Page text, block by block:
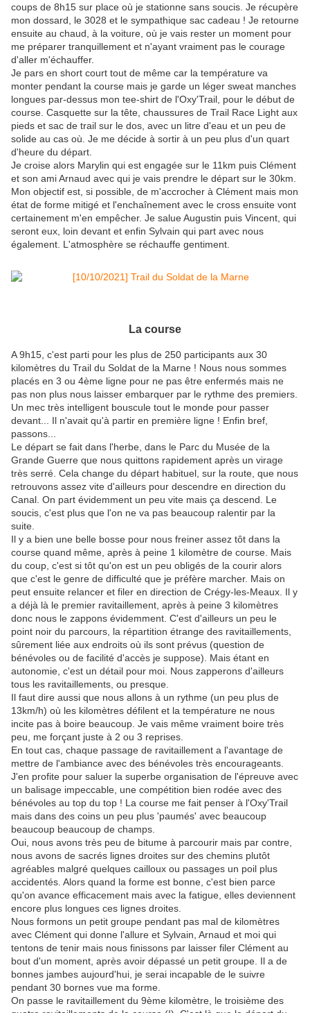
coups de 8h15 sur place où je stationne sans soucis. Je récupère
mon dossard, le 3028 et le sympathique sac cadeau ! Je retourne
ensuite au chaud, à la voiture, où je vais rester un moment pour
me préparer tranquillement et n'ayant vraiment pas le courage
d'aller m'échauffer.
Je pars en short court tout de même car la température va
monter pendant la course mais je garde un léger sweat manches
longues par-dessus mon tee-shirt de l'Oxy'Trail, pour le début de
course. Casquette sur la tête, chaussures de Trail Race Light aux
pieds et sac de trail sur le dos, avec un litre d'eau et un peu de
solide au cas où. Je me décide à sortir à un peu plus d'un quart
d'heure du départ.
Je croise alors Marylin qui est engagée sur le 11km puis Clément
et son ami Arnaud avec qui je vais prendre le départ sur le 30km.
Mon objectif est, si possible, de m'accrocher à Clément mais mon
état de forme mitigé et l'enchaînement avec le cross ensuite vont
certainement m'en empêcher. Je salue Augustin puis Vincent, qui
seront eux, loin devant et enfin Sylvain qui part avec nous
également. L'atmosphère se réchauffe gentiment.
La course
A 9h15, c'est parti pour les plus de 250 participants aux 30
kilomètres du Trail du Soldat de la Marne ! Nous nous sommes
placés en 3 ou 4ème ligne pour ne pas être enfermés mais ne
pas non plus nous laisser embarquer par le rythme des premiers.
Un mec très intelligent bouscule tout le monde pour passer
devant... Il n'avait qu'à partir en première ligne ! Enfin bref,
passons...
Le départ se fait dans l'herbe, dans le Parc du Musée de la
Grande Guerre que nous quittons rapidement après un virage
très serré. Cela change du départ habituel, sur la route, que nous
retrouvons assez vite d'ailleurs pour descendre en direction du
Canal. On part évidemment un peu vite mais ça descend. Le
soucis, c'est plus que l'on ne va pas beaucoup ralentir par la
suite.
Il y a bien une belle bosse pour nous freiner assez tôt dans la
course quand même, après à peine 1 kilomètre de course. Mais
du coup, c'est si tôt qu'on est un peu obligés de la courir alors
que c'est le genre de difficulté que je préfère marcher. Mais on
peut ensuite relancer et filer en direction de Crégy-les-Meaux. Il y
a déjà là le premier ravitaillement, après à peine 3 kilomètres
donc nous le zappons évidemment. C'est d'ailleurs un peu le
point noir du parcours, la répartition étrange des ravitaillements,
sûrement liée aux endroits où ils sont prévus (question de
bénévoles ou de facilité d'accès je suppose). Mais étant en
autonomie, c'est un détail pour moi. Nous zapperons d'ailleurs
tous les ravitaillements, ou presque.
Il faut dire aussi que nous allons à un rythme (un peu plus de
13km/h) où les kilomètres défilent et la température ne nous
incite pas à boire beaucoup. Je vais même vraiment boire très
peu, me forçant juste à 2 ou 3 reprises.
En tout cas, chaque passage de ravitaillement a l'avantage de
mettre de l'ambiance avec des bénévoles très encourageants.
J'en profite pour saluer la superbe organisation de l'épreuve avec
un balisage impeccable, une compétition bien rodée avec des
bénévoles au top du top ! La course me fait penser à l'Oxy'Trail
mais dans des coins un peu plus 'paumés' avec beaucoup
beaucoup beaucoup de champs.
Oui, nous avons très peu de bitume à parcourir mais par contre,
nous avons de sacrés lignes droites sur des chemins plutôt
agréables malgré quelques cailloux ou passages un poil plus
accidentés. Alors quand la forme est bonne, c'est bien parce
qu'on avance efficacement mais avec la fatigue, elles deviennent
encore plus longues ces lignes droites.
Nous formons un petit groupe pendant pas mal de kilomètres
avec Clément qui donne l'allure et Sylvain, Arnaud et moi qui
tentons de tenir mais nous finissons par laisser filer Clément au
bout d'un moment, après avoir dépassé un petit groupe. Il a de
bonnes jambes aujourd'hui, je serai incapable de le suivre
pendant 30 bornes vue ma forme.
On passe le ravitaillement du 9ème kilomètre, le troisième des